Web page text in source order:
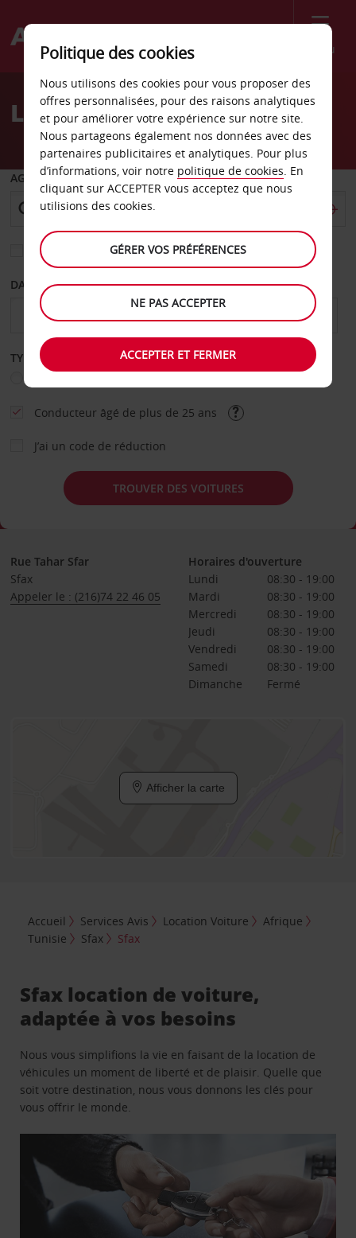
Menu
Welcome
AvisLocation de voiture Sfax
AGENCE DE DÉPART
Sélectionnez une autre agence de retour
DATE DE DÉPART DATE DE RETOUR
TYPE DE LOCATION
Conducteur âgé de plus de 25 ans
J’ai un code de réduction
TROUVER DES VOITURES
Rue Tahar Sfar
Sfax
Appeler le : (216)74 22 46 05
Horaires d'ouverture
Lundi
08:30 - 19:00
Mardi
08:30 - 19:00
Mercredi
08:30 - 19:00
Jeudi
08:30 - 19:00
Vendredi
08:30 - 19:00
Samedi
08:30 - 19:00
Dimanche
Fermé
Afficher la carte
Accueil Services Avis Location Voiture
Afrique
Tunisie
Sfax Sfax
Sfax location de voiture,
adaptée à vos besoins
Nous vous simplifions la vie en faisant de la location de
véhicules un moment de liberté et de plaisir. Quelle que
soit votre destination, nous vous donnons les clés pour
vous offrir le monde.
Politique des cookies
Nous utilisons des cookies pour vous proposer des
offres personnalisées, pour des raisons analytiques
et pour améliorer votre expérience sur notre site.
Nous partageons également nos données avec des
partenaires publicitaires et analytiques. Pour plus
d’informations, voir notre politique de cookies. En
cliquant sur ACCEPTER vous acceptez que nous
utilisions des cookies.
GÉRER VOS PRÉFÉRENCES
NE PAS ACCEPTER
ACCEPTER ET FERMER